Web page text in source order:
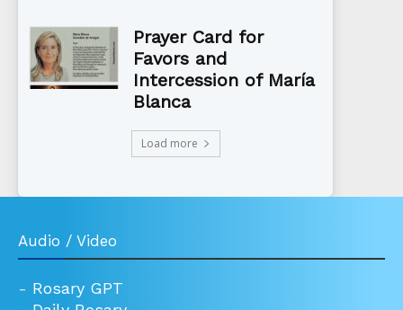
Prayer Card for
Favors and
Intercession of María
Blanca
Load more
Audio / Video
- Rosary GPT